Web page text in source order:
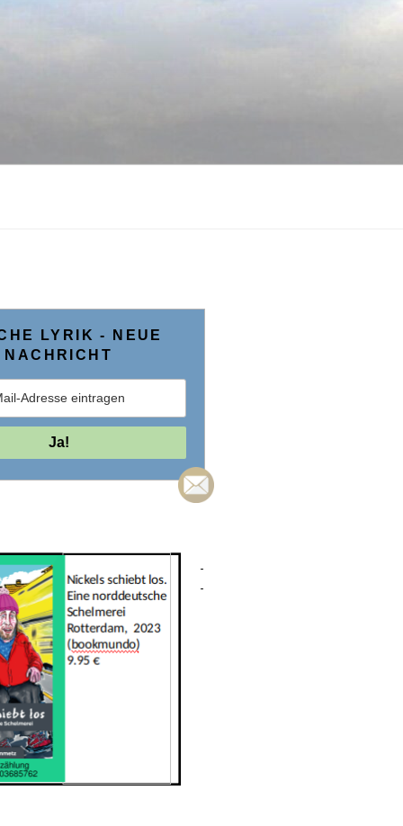
LYRIK ­- NEUE
NACHRICHT